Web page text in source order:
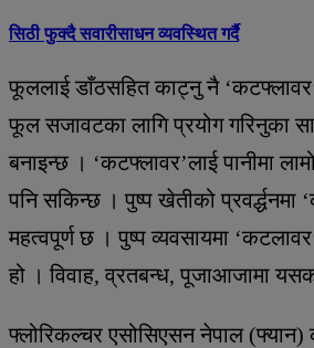
सिठी फुक्दै सवारीसाधन व्यवस्थित गर्दै
फूललाई डाँठसहित काट्नु नै
फूल सजावटका लागि प्रयोग गरिनुका
बनाइन्छ । ‘कटफ्लावर’लाई पानीमा
पनि सकिन्छ । पुष्प खेतीको प्रवर्द्धनमा
महत्वपूर्ण छ । पुष्प व्यवसायमा
हो । विवाह, व्रतबन्ध, पूजाआजामा
फ्लोरिकल्चर एसोसिएसन नेपाल (फ्यान)